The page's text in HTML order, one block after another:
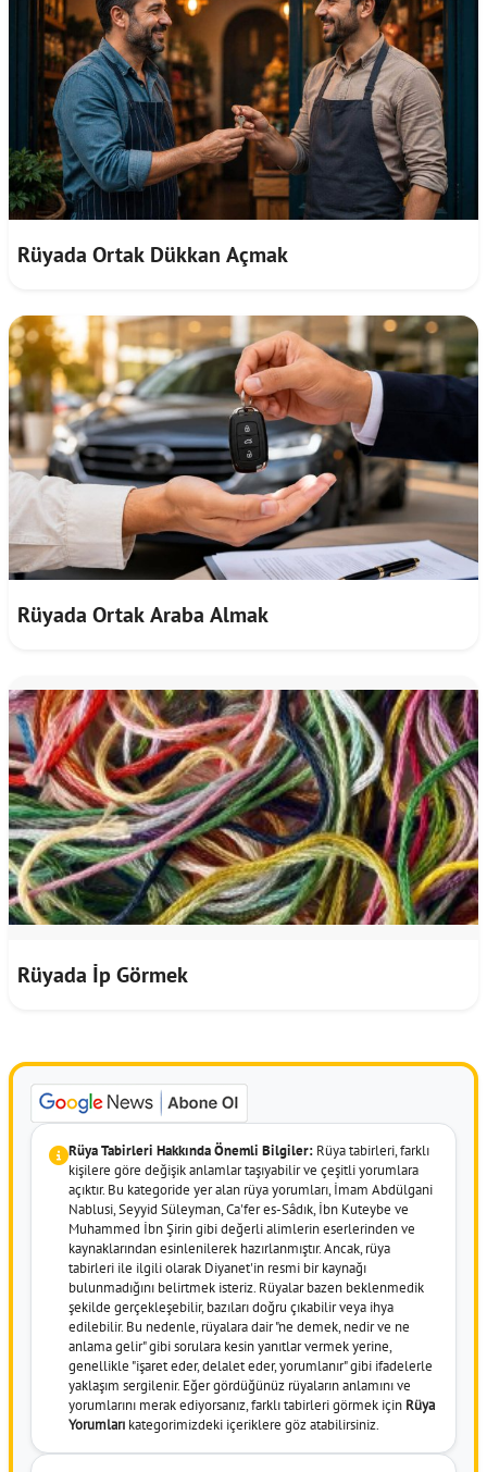
Rüyada Ortak Dükkan Açmak
Rüyada Ortak Araba Almak
Rüyada İp Görmek
Rüya Tabirleri Hakkında Önemli Bilgiler: Rüya tabirleri, farklı
kişilere göre değişik anlamlar taşıyabilir ve çeşitli yorumlara
açıktır. Bu kategoride yer alan rüya yorumları, İmam Abdülgani
Nablusi, Seyyid Süleyman, Ca'fer es-Sâdık, İbn Kuteybe ve
Muhammed İbn Şirin gibi değerli alimlerin eserlerinden ve
kaynaklarından esinlenilerek hazırlanmıştır. Ancak, rüya
tabirleri ile ilgili olarak Diyanet'in resmi bir kaynağı
bulunmadığını belirtmek isteriz. Rüyalar bazen beklenmedik
şekilde gerçekleşebilir, bazıları doğru çıkabilir veya ihya
edilebilir. Bu nedenle, rüyalara dair "ne demek, nedir ve ne
anlama gelir" gibi sorulara kesin yanıtlar vermek yerine,
genellikle "işaret eder, delalet eder, yorumlanır" gibi ifadelerle
yaklaşım sergilenir. Eğer gördüğünüz rüyaların anlamını ve
yorumlarını merak ediyorsanız, farklı tabirleri görmek için Rüya
Yorumları kategorimizdeki içeriklere göz atabilirsiniz.